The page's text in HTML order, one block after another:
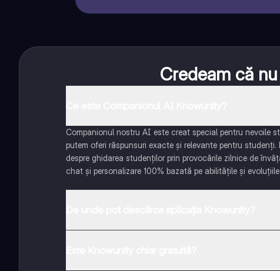
Credeam că
Companionul nostru AI este creat special pentru nevoile
putem oferi răspunsuri exacte și relevante pentru
despre ghidarea studenților prin provocările zilnice de
chat și personalizare 100% bazată pe abilitățile și